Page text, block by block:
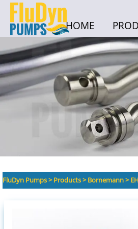
HOME
HOME
FluDyn Pumps>Products>Bornemann>